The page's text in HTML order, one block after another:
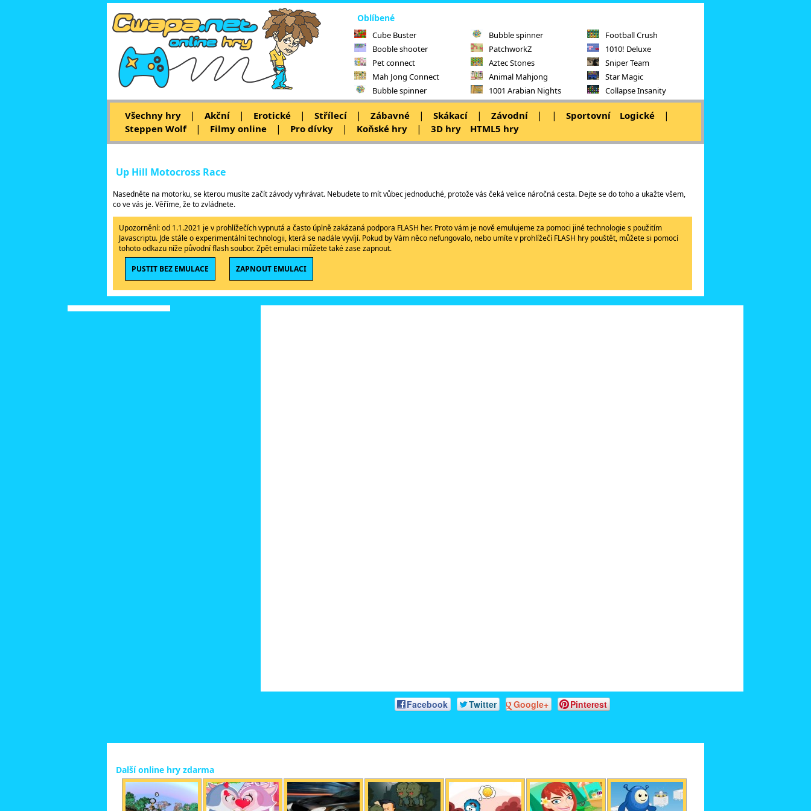
Oblíbené
Cube Buster
Booble shooter
Pet connect
Mah Jong Connect
Bubble spinner
Bubble spinner
PatchworkZ
Aztec Stones
Animal Mahjong
1001 Arabian Nights
Football Crush
1010! Deluxe
Sniper Team
Star Magic
Collapse Insanity
Všechny hry | Akční | Erotické | Střílecí | Zábavné | Skákací | Závodní | | Sportovní Logické |
Steppen Wolf | Filmy online | Pro dívky | Koňské hry | 3D hry HTML5 hry
Up Hill Motocross Race
Nasedněte na motorku, se kterou musíte začít závody vyhrávat. Nebudete to mít vůbec jednoduché, protože vás čeká velice náročná cesta. Dejte se do toho a ukažte všem,
co ve vás je. Věříme, že to zvládnete.
Upozornění: od 1.1.2021 je v prohlížečích vypnutá a často úplně zakázaná podpora FLASH her. Proto vám je nově emulujeme za pomoci jiné technologie s použitím
Javascriptu. Jde stále o experimentální technologii, která se nadále vyvíjí. Pokud by Vám něco nefungovalo, nebo umíte v prohlížečí FLASH hry pouštět, můžete si pomocí
tohoto odkazu níže původní flash soubor. Zpět emulaci můžete také zase zapnout.
PUSTIT BEZ EMULACE
ZAPNOUT EMULACI
Facebook Twitter Google+ Pinterest
Další online hry zdarma